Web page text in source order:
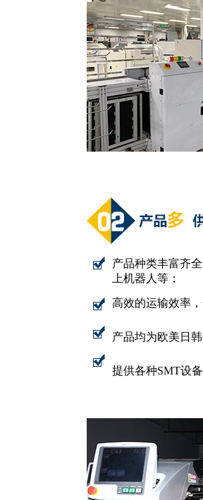
产品种类丰富齐
上机器人等；
高效的运输效率
产品均为欧美日
提供各种SMT设